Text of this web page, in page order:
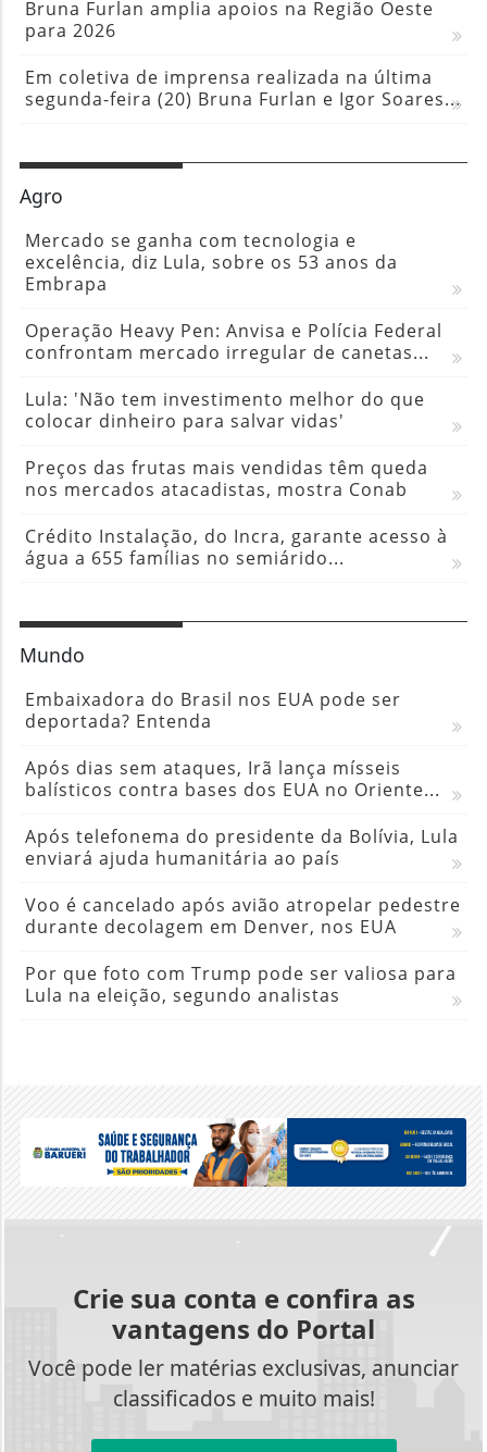
Bruna Furlan amplia apoios na Região Oeste
para 2026
Em coletiva de imprensa realizada na última
segunda-feira (20) Bruna Furlan e Igor Soares...
Agro
Mercado se ganha com tecnologia e
excelência, diz Lula, sobre os 53 anos da
Embrapa
Operação Heavy Pen: Anvisa e Polícia Federal
confrontam mercado irregular de canetas...
Lula: 'Não tem investimento melhor do que
colocar dinheiro para salvar vidas'
Preços das frutas mais vendidas têm queda
nos mercados atacadistas, mostra Conab
Crédito Instalação, do Incra, garante acesso à
água a 655 famílias no semiárido...
Mundo
Embaixadora do Brasil nos EUA pode ser
deportada? Entenda
Após dias sem ataques, Irã lança mísseis
balísticos contra bases dos EUA no Oriente...
Após telefonema do presidente da Bolívia, Lula
enviará ajuda humanitária ao país
Voo é cancelado após avião atropelar pedestre
durante decolagem em Denver, nos EUA
Por que foto com Trump pode ser valiosa para
Lula na eleição, segundo analistas
Crie sua conta e confira as
vantagens do Portal
Você pode ler matérias exclusivas, anunciar
classificados e muito mais!